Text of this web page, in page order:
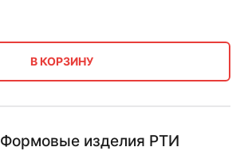
В КОРЗИНУ
Формовые изделия РТИ